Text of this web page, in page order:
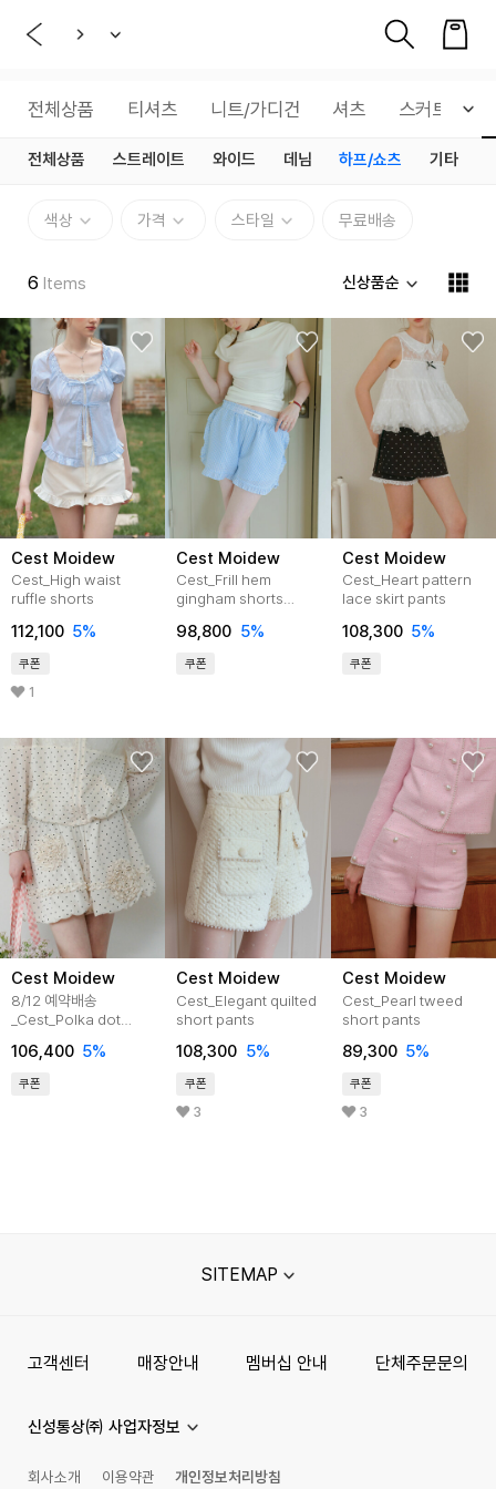
전체상품 티셔츠 니트/가디건 셔츠 스커트
전체상품 스트레이트 와이드 데님 하프/쇼츠 기타
색상 가격 스타일 무료배송
6 Items 신상품순
Cest Moidew
Cest_High waist
ruffle shorts
112,100 5%
쿠폰
1
Cest Moidew
Cest_Frill hem
gingham shorts
98,800 5%
쿠폰
Cest Moidew
Cest_Heart pattern
lace skirt pants
108,300 5%
쿠폰
Cest Moidew
8/12 예약배송
_Cest_Polka dot
106,400 5%
쿠폰
Cest Moidew
Cest_Elegant quilted
short pants
108,300 5%
쿠폰
3
Cest Moidew
Cest_Pearl tweed
short pants
89,300 5%
쿠폰
3
SITEMAP
고객센터 매장안내 멤버십 안내 단체주문문의
신성통상㈜ 사업자정보
회사소개 이용약관 개인정보처리방침